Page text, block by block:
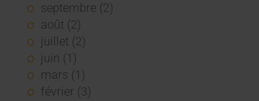
septembre (2)
août (2)
juillet (2)
juin (1)
mars (1)
février (3)